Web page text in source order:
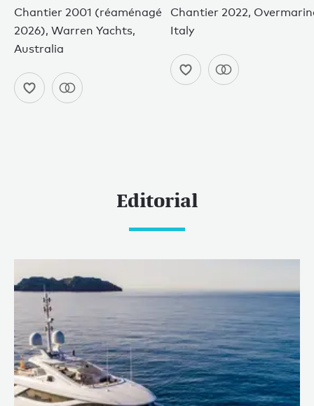
Chantier 2001 (réaménagé
2026), Warren Yachts,
Australia
Chantier 2022,
Italy
Editorial